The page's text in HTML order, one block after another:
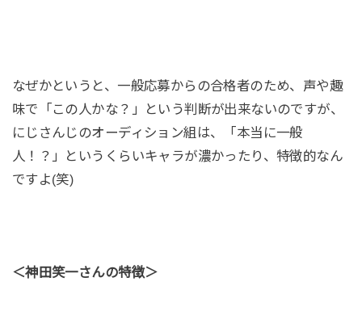
なぜかというと、一般応募からの合格者のため、声や趣
味で「この人かな？」という判断が出来ないのですが、
にじさんじのオーディション組は、「本当に一般
人！？」というくらいキャラが濃かったり、特徴的なん
ですよ(笑)
＜神田笑一さんの特徴＞